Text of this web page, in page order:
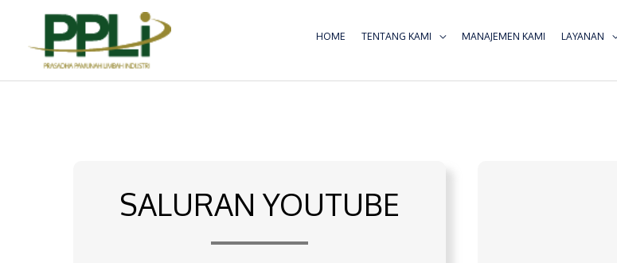
konten
HOME TENTANG KAMI MANAJEMEN KAMI LAYANAN
SALURAN YOUTUBE